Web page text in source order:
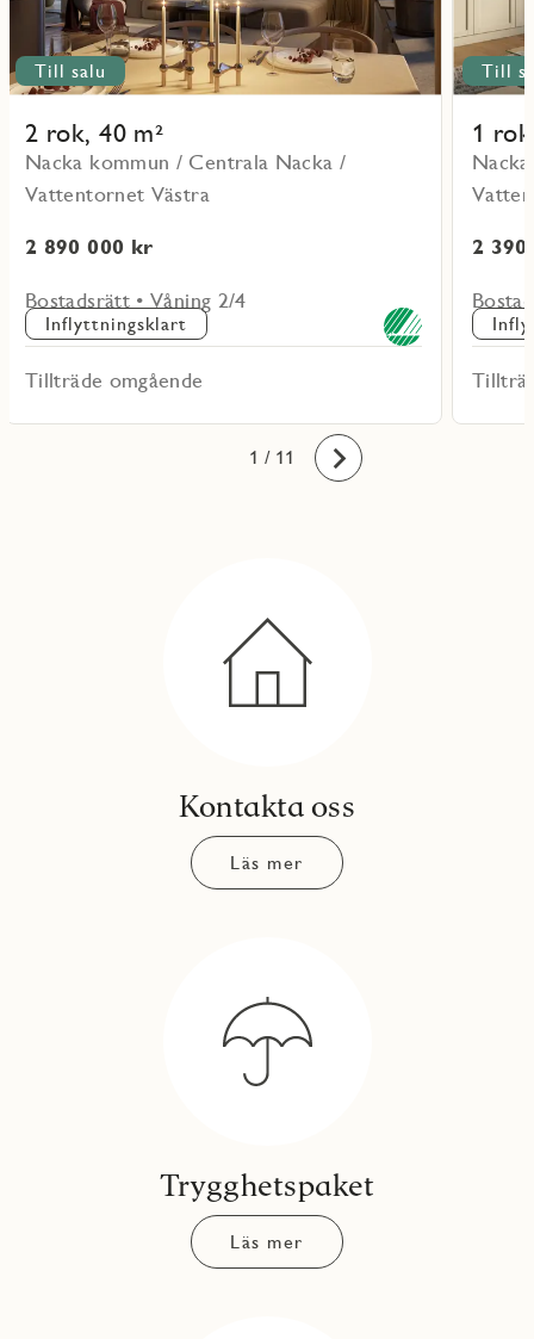
Till salu
2 rok, 40 m²
Nacka kommun / Centrala Nacka /
Vattentornet Västra
2 890 000 kr
Bostadsrätt • Våning 2/4
Inflyttningsklart
Tillträde omgående
Till
1
2
1
2
3
4
5
6
7
8
9
10
11 / 11 Framåt
Kontakta oss
Läs mer
Trygghetspaket
Läs mer